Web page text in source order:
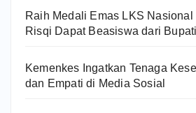
Raih Medali Emas LKS Nasional
Risqi Dapat Beasiswa dari
Kemenkes Ingatkan Tenaga
dan Empati di Media Sosial